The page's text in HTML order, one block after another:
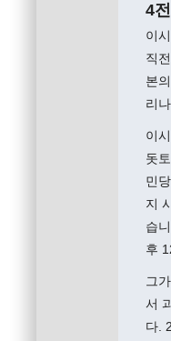
4
이
직
본
리
이
돗
민
지
습
후
그
서
다.